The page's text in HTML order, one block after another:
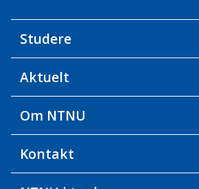
Studere
Aktuelt
Om NTNU
Kontakt